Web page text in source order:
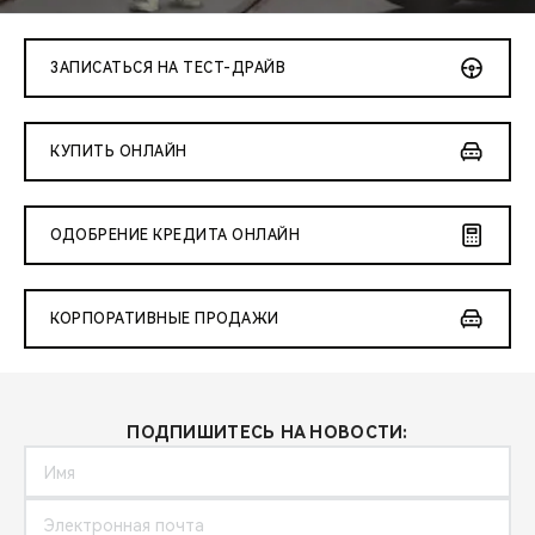
CHERY И СПОРТ
НАШИ МЕРОПРИЯТИЯ
ВИДЕООБЗОРЫ
CHERY ДЛЯ ДЕТЕЙ
ЗАПИСАТЬСЯ НА ТЕСТ-ДРАЙВ
КУПИТЬ ОНЛАЙН
ОДОБРЕНИЕ КРЕДИТА ОНЛАЙН
КОРПОРАТИВНЫЕ ПРОДАЖИ
ПОДПИШИТЕСЬ НА НОВОСТИ: